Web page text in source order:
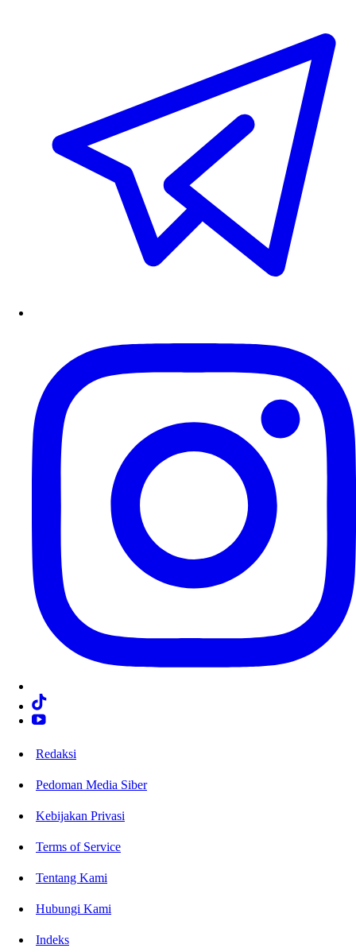
Redaksi
Pedoman Media Siber
Kebijakan Privasi
Terms of Service
Tentang Kami
Hubungi Kami
Indeks